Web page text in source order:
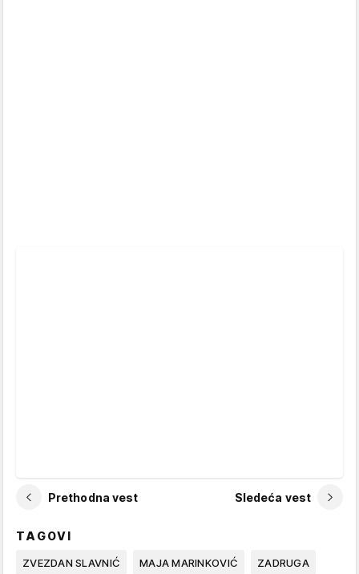
Prethodna vest Sledeća vest
TAGOVI
ZVEZDAN SLAVNIĆ MAJA MARINKOVIĆ ZADRUGA